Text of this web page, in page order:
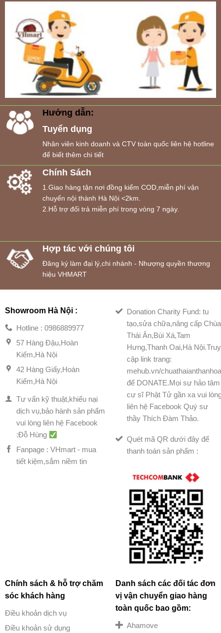
Hướng dẫn:
Tuyển dụng
Nhân viên kinh doanh và CTV toàn quốc liên hệ hotline
để biết thêm chi tiết
Chính Sách
1.Giao hàng tận nơi đồng kiểm COD,miễn phí vận
chuyển nội thành Hà Nội <2km.
2.Hỗ trợ đổi trả miễn phí trong vòng 7 ngày.
Hợp tác với chúng tôi
Đăng ký làm đại lý,chi nhánh - Nhượng quyền thương
hiệu VHMART
Showroom Hà Nội :
Hotline : 0986889977
57 Hàng Đậu,Hoàn
Kiếm,Hà Nội
42 Hàng Giấy,Hoàn
Kiếm,Hà Nội
Tư vấn kỹ thuật,khiếu nại
dịch vụ,bảo hành sản phẩm
vui lòng liên hệ Facebook
:Đỗ Hùng
Fanpage : VHmart - mua
tiết kiệm,sắm niềm tin
Donation Charity Fund: tu
tạo,sửa chữa,nâng cấp Chùa
Thái Ân,Bùi Xá,Tam
Hưng,Thanh Oai,Hà Nội.Truy
cập link trang:
mehub.vn/
để DONATE.Mọi sự hảo tâm
cư sĩ Phật Tử gần xa vui
liên hệ Facebook Quý sư
thầy Thích Đàm Thảo.
Quét mã QR dưới đây để
thanh toán sản phẩm :
Chính sách & hỗ trợ chăm
sóc khách hàng
Điều khoản dịch vụ
Điều khoản sử dụng
Danh sách các đối tác đơn
vị vận chuyển giao hàng
toàn quốc bao gồm:
Ahamove